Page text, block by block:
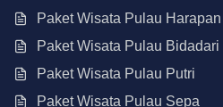
Paket Wisata Pulau Harapan
Paket Wisata Pulau Bidadari
Paket Wisata Pulau Putri
Paket Wisata Pulau Sepa